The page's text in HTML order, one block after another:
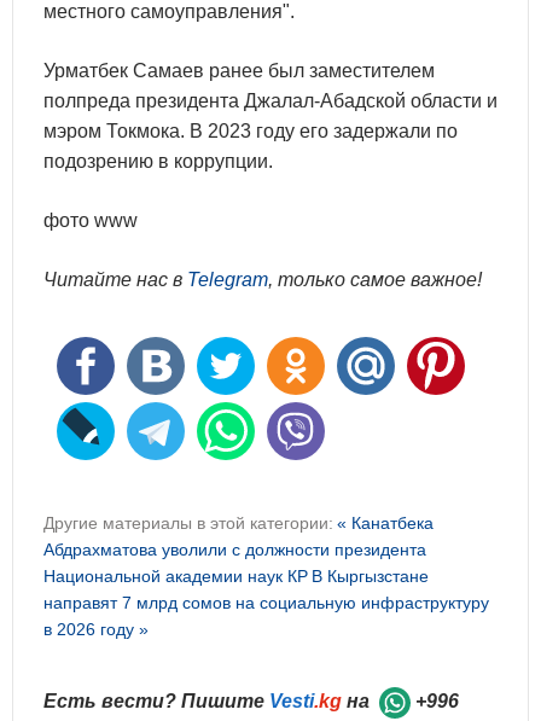
местного самоуправления".
Урматбек Самаев ранее был заместителем
полпреда президента Джалал-Абадской области и
мэром Токмока. В 2023 году его задержали по
подозрению в коррупции.
фото www
Читайте нас в Telegram, только самое важное!
Другие материалы в этой категории: « Канатбека
Абдрахматова уволили с должности президента
Национальной академии наук КР В Кыргызстане
направят 7 млрд сомов на социальную инфраструктуру
в 2026 году »
Есть вести? Пишите Vesti.kg на
+996